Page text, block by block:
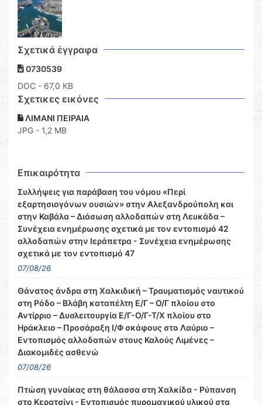
Σχετικά έγγραφα
0730539
DOC - 67,0 KB
Σχετικες εικόνες
ΛΙΜΑΝΙ ΠΕΙΡΑΙΑ
JPG - 1,2 MB
Επικαιρότητα
Συλλήψεις για παράβαση του νόμου «Περί
εξαρτησιογόνων ουσιών» στην Αλεξανδρούπολη και
στην Καβάλα – Διάσωση αλλοδαπών στη Λευκάδα –
Συνέχεια ενημέρωσης σχετικά με τον εντοπισμό 42
αλλοδαπών στην Ιεράπετρα - Συνέχεια ενημέρωσης
σχετικά με τον εντοπισμό 47
07/08/26
Θάνατος άνδρα στη Χαλκιδική – Τραυματισμός ναυτικού
στη Ρόδο – Βλάβη καταπέλτη Ε/Γ – Ο/Γ πλοίου στο
Αντίρριο – Δυσλειτουργία Ε/Γ-Ο/Γ-Τ/Χ πλοίου στο
Ηράκλειο – Προσάραξη Ι/Φ σκάφους στο Λαύριο –
Εντοπισμός αλλοδαπών στους Καλούς Λιμένες –
Διακομιδές ασθενώ
07/08/26
Πτώση γυναίκας στη θάλασσα στη Χαλκίδα - Ρύπανση
στο Κερατσίνι - Εντοπισμός πυρομαχικού υλικού στα